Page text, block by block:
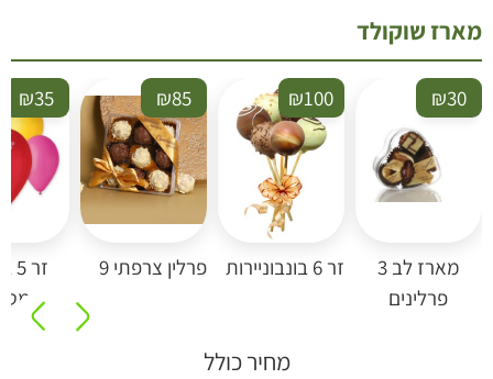
שוקולד
מארז לב 3
פרלינים
₪30
זר 6 בונבוניירות
₪100
פרלין צרפתי 9
₪85
זר 5
₪35
מחיר כולל